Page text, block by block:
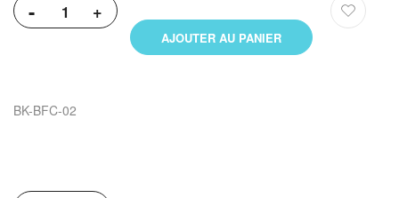
- +
AJOUTER AU PANIER
BK-BFC-02